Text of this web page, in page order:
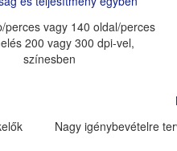
perces vagy 140 oldal/perces
200 vagy 300 dpi-vel,
színesben
Nagy igénybevételre